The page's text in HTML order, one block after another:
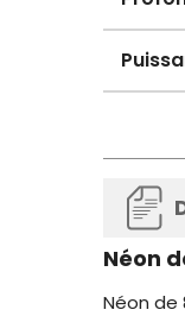
Néon
Néon de